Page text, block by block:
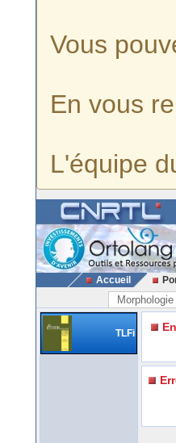
Vous
En vous
L'équipe
Accueil
Morphologie
TLFi